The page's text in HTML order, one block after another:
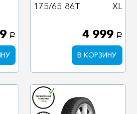
a
175/65 86T XL
4 999 a
В КОРЗИНУ